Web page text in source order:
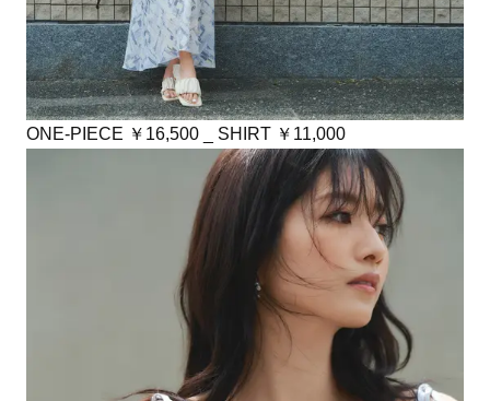
ONE-PIECE ￥16,500 _ SHIRT ￥11,000